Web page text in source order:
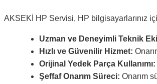
AKSEKİ HP Servisi, HP bilgisayarlarınız
Uzman ve Deneyimli Teknik
Hızlı ve Güvenilir Hizmet:
Orijinal Yedek Parça Kullanımı:
Şeffaf Onarım Süreci: Onarım